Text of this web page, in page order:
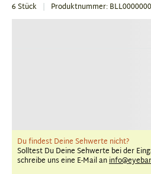
6 Stück Produktnummer:
Du findest Deine Sehwerte nicht?
Solltest Du Deine Sehwerte bei der
schreibe uns eine E-Mail an